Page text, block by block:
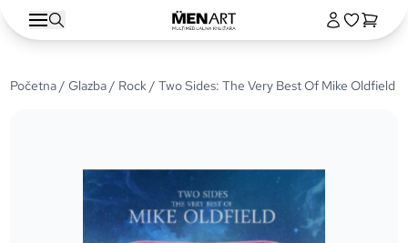
Početna/Glazba/ Rock/ Two Sides: The Very Best Of Mike Oldfield